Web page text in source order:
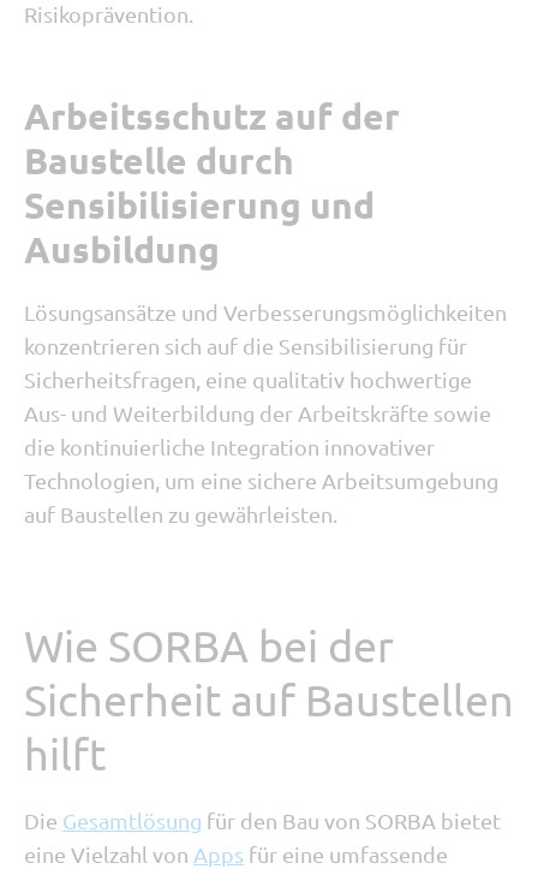
Risikoprävention.
Arbeitsschutz auf der
Baustelle durch
Sensibilisierung und
Ausbildung
Lösungsansätze und Verbesserungsmöglichkeiten
konzentrieren sich auf die Sensibilisierung für
Sicherheitsfragen, eine qualitativ hochwertige
Aus- und Weiterbildung der Arbeitskräfte sowie
die kontinuierliche Integration innovativer
Technologien, um eine sichere Arbeitsumgebung
auf Baustellen zu gewährleisten.
Wie SORBA bei der
Sicherheit auf Baustellen
hilft
Die Gesamtlösung für den Bau von SORBA bietet
eine Vielzahl von Apps für eine umfassende